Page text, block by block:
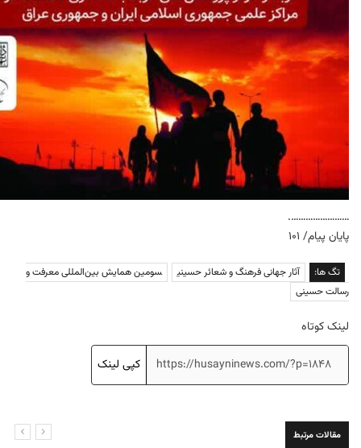
…………………….
پایان پیام/ ۱۰۱
تگ ها: آثار جهانی فرهنگ و شعائر حسینی
سومین همایش بین‌المللی معرفت و
رسالت حسینی
لینک کوتاه
کپی لینک
مقالات مرتبط